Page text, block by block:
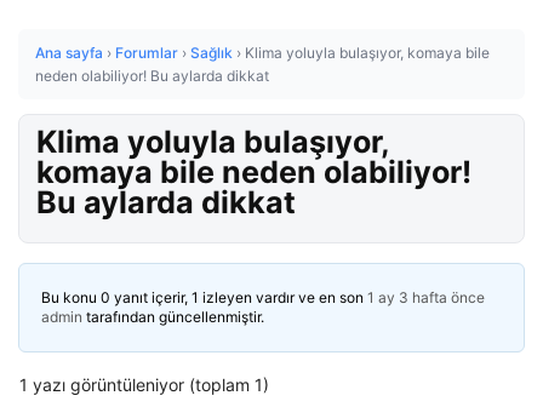
Ana sayfa › Forumlar › Sağlık › Klima yoluyla bulaşıyor, komaya bile
neden olabiliyor! Bu aylarda dikkat
Klima yoluyla bulaşıyor,
komaya bile neden olabiliyor!
Bu aylarda dikkat
Bu konu 0 yanıt içerir, 1 izleyen vardır ve en son 1 ay 3 hafta önce
admin tarafından güncellenmiştir.
1 yazı görüntüleniyor (toplam 1)